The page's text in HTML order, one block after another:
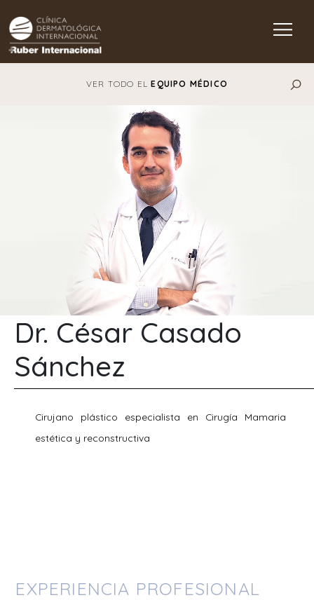
Main Navigation
VER TODO ELEQUIPO MÉDICO
Dr. César Casado
Sánchez
Cirujano plástico especialista en Cirugía Mamaria
estética y reconstructiva
EXPERIENCIA PROFESIONAL